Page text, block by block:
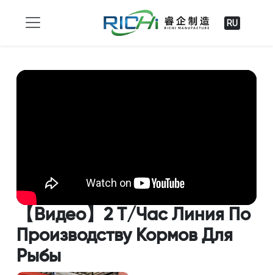
RU
【Видео】2 Т/Час Линия По
Производству Кормов Для
Рыбы